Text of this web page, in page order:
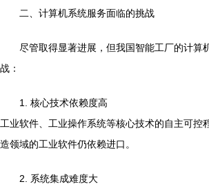
二、计算机系统服务面临的挑战
尽管取得显著进展，但我国智能工厂的计算
战：
1. 核心技术依赖度高
工业软件、工业操作系统等核心技术的自主可控
造领域的工业软件仍依赖进口。
2. 系统集成难度大